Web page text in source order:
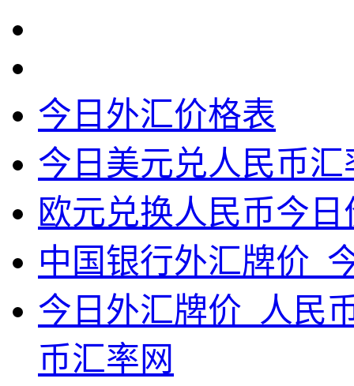
今日外汇价格表
今日美元兑人民币汇
欧元兑换人民币今
中国银行外汇牌价_
今日外汇牌价_人民
币汇率网